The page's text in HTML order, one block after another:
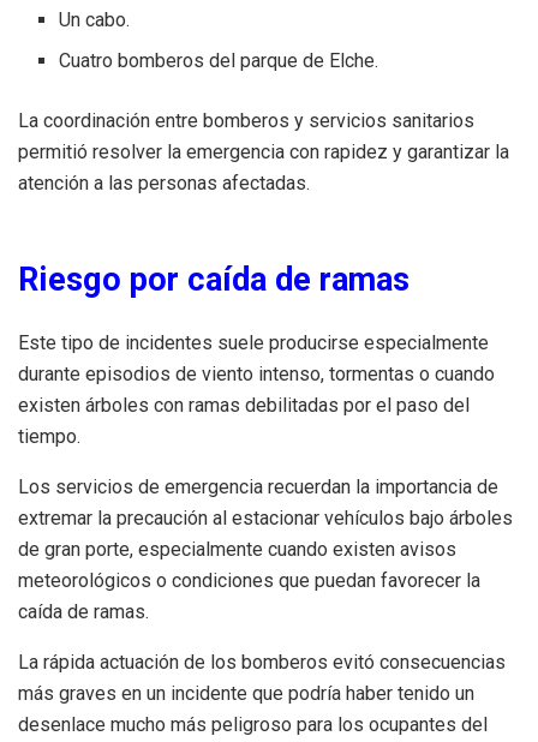
Un cabo.
Cuatro bomberos del parque de Elche.
La coordinación entre bomberos y servicios sanitarios
permitió resolver la emergencia con rapidez y garantizar la
atención a las personas afectadas.
Riesgo por caída de ramas
Este tipo de incidentes suele producirse especialmente
durante episodios de viento intenso, tormentas o cuando
existen árboles con ramas debilitadas por el paso del
tiempo.
Los servicios de emergencia recuerdan la importancia de
extremar la precaución al estacionar vehículos bajo árboles
de gran porte, especialmente cuando existen avisos
meteorológicos o condiciones que puedan favorecer la
caída de ramas.
La rápida actuación de los bomberos evitó consecuencias
más graves en un incidente que podría haber tenido un
desenlace mucho más peligroso para los ocupantes del